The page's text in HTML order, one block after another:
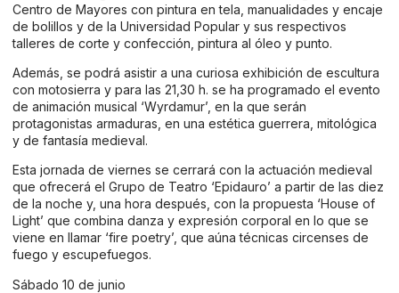
Centro de Mayores con pintura en tela, manualidades y encaje
de bolillos y de la Universidad Popular y sus respectivos
talleres de corte y confección, pintura al óleo y punto.
Además, se podrá asistir a una curiosa exhibición de escultura
con motosierra y para las 21,30 h. se ha programado el evento
de animación musical ‘Wyrdamur’, en la que serán
protagonistas armaduras, en una estética guerrera, mitológica
y de fantasía medieval.
Esta jornada de viernes se cerrará con la actuación medieval
que ofrecerá el Grupo de Teatro ‘Epidauro’ a partir de las diez
de la noche y, una hora después, con la propuesta ‘House of
Light’ que combina danza y expresión corporal en lo que se
viene en llamar ‘fire poetry’, que aúna técnicas circenses de
fuego y escupefuegos.
Sábado 10 de junio